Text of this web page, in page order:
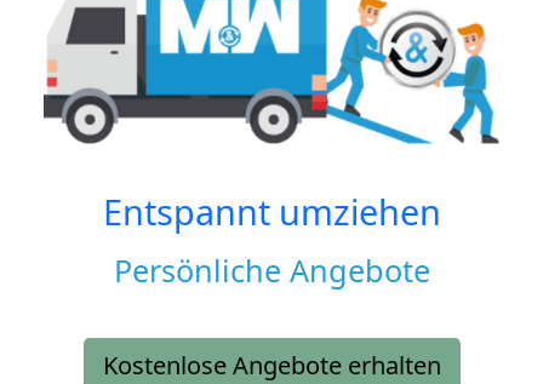
Entspannt umziehen
Persönliche Angebote
Kostenlose Angebote erhalten